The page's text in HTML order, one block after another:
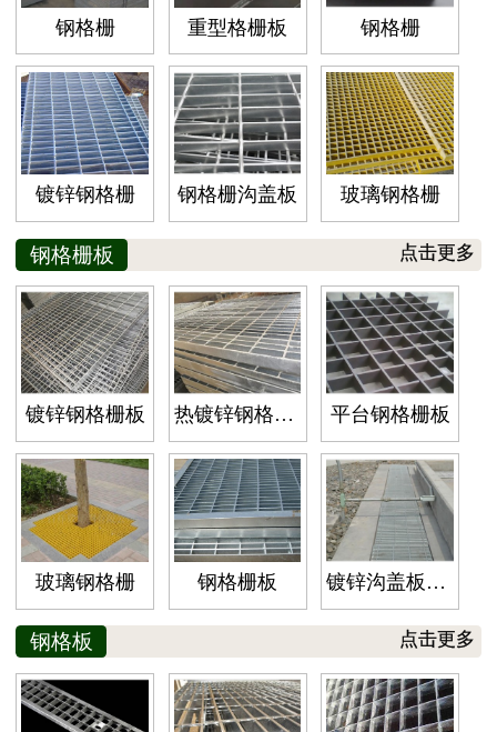
钢格栅 重型格栅板 钢格栅
镀锌钢格栅 钢格栅沟盖板 玻璃钢格栅
钢格栅板 点击更多
镀锌钢格栅板 热镀锌钢格栅板 平台钢格栅板
玻璃钢格栅 钢格栅板 镀锌沟盖板钢格栅板
钢格板 点击更多